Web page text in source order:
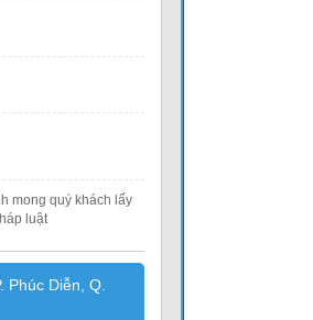
mong quý khách lấy
luật
Phúc Diễn, Q.